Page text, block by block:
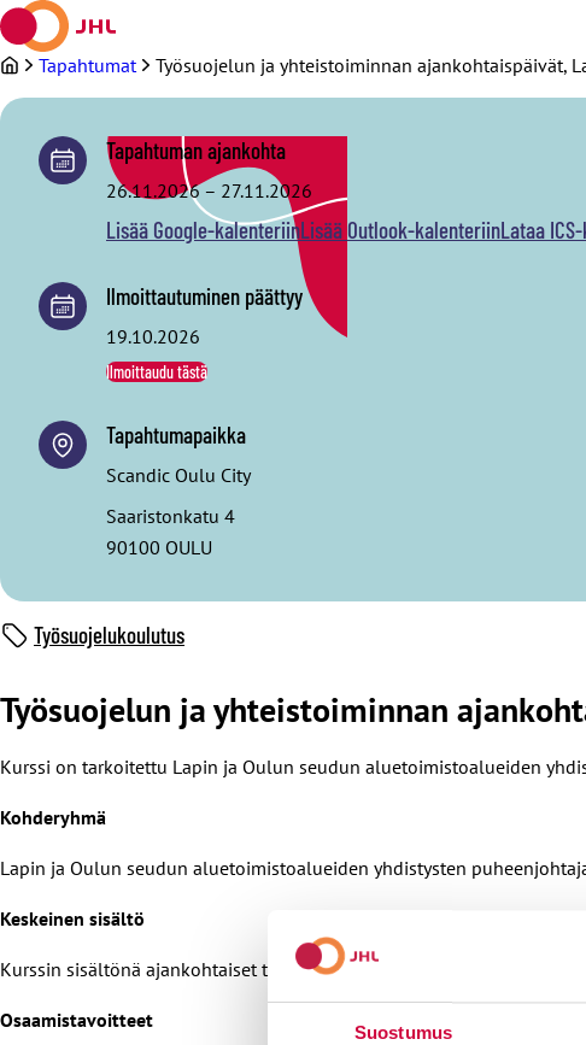
Suostumus
Siirry
sisältöön
Tapahtumat Työsuojelun ja yhteistoiminnan ajankohtaispäivät,
Työsuojelun ja yhteistoiminnan
Kurssi on tarkoitettu Lapin ja Oulun seudun aluetoimistoalueiden
Kohderyhmä
Lapin ja Oulun seudun aluetoimistoalueiden yhdistysten
Keskeinen sisältö
Kurssin sisältönä ajankohtaiset työsuojelu- ja yhteistoiminta-asiat.
Osaamistavoitteet
Tapahtuman ajankohta
26.11.2026– 27.11.2026
Lisää Google-kalenteriinLisää Outlook-kalenteriinLataa
Ilmoittautuminen päättyy
19.10.2026
Ilmoittaudu tästä
Tapahtumapaikka
Scandic Oulu City
Saaristonkatu 4
90100 OULU
Työsuojelukoulutus